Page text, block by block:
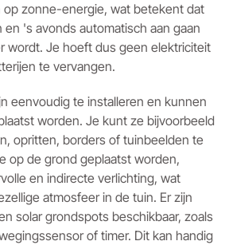
zonne-energie, wat betekent dat
's avonds automatisch aan gaan
wordt. Je hoeft dus geen elektriciteit
te vervangen.
eenvoudig te installeren en kunnen
worden. Je kunt ze bijvoorbeeld
opritten, borders of tuinbeelden te
op de grond geplaatst worden,
en indirecte verlichting, wat
atmosfeer in de tuin. Er zijn
solar grondspots beschikbaar, zoals
of timer. Dit kan handig